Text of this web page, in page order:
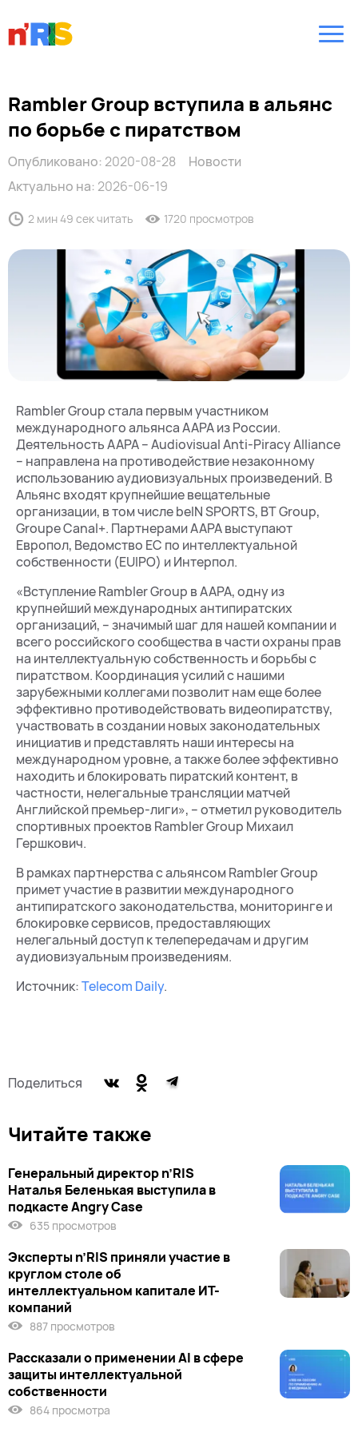
Rambler Group вступила в альянс
по борьбе с пиратством
Опубликовано: 2020-08-28
Актуально на: 2026-06-19
Новости
2 мин 49 сек читать 1720 просмотров
Rambler Group стала первым участником
международного альянса AAPA из России.
Деятельность AAPA – Audiovisual Anti-Piracy Alliance
– направлена на противодействие незаконному
использованию аудиовизуальных произведений. В
Альянс входят крупнейшие вещательные
организации, в том числе beIN SPORTS, BT Group,
Groupe Canal+. Партнерами AAPA выступают
Европол, Ведомство ЕС по интеллектуальной
собственности (EUIPO) и Интерпол.
«Вступление Rambler Group в AAPA, одну из
крупнейший международных антипиратских
организаций, – значимый шаг для нашей компании и
всего российского сообщества в части охраны прав
на интеллектуальную собственность и борьбы с
пиратством. Координация усилий с нашими
зарубежными коллегами позволит нам еще более
эффективно противодействовать видеопиратству,
участвовать в создании новых законодательных
инициатив и представлять наши интересы на
международном уровне, а также более эффективно
находить и блокировать пиратский контент, в
частности, нелегальные трансляции матчей
Английской премьер-лиги», – отметил руководитель
спортивных проектов Rambler Group Михаил
Гершкович.
В рамках партнерства с альянсом Rambler Group
примет участие в развитии международного
антипиратского законодательства, мониторинге и
блокировке сервисов, предоставляющих
нелегальный доступ к телепередачам и другим
аудиовизуальным произведениям.
Источник:Telecom Daily.
Поделиться
Читайте также
Генеральный директор n’RIS
Наталья Беленькая выступила в
подкасте Angry Case
635 просмотров
Эксперты n’RIS приняли участие в
круглом столе об
интеллектуальном капитале ИТ-
компаний
887 просмотров
Рассказали о применении AI в сфере
защиты интеллектуальной
собственности
864 просмотра